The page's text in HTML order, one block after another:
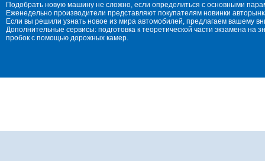
Подобрать новую машину не сложно, если определиться с основными
Еженедельно производители представляют покупателям новинки
Если вы решили узнать новое из мира автомобилей, предлагаем вашему
Дополнительные сервисы: подготовка к теоретической части экзамена
пробок с помощью дорожных камер.